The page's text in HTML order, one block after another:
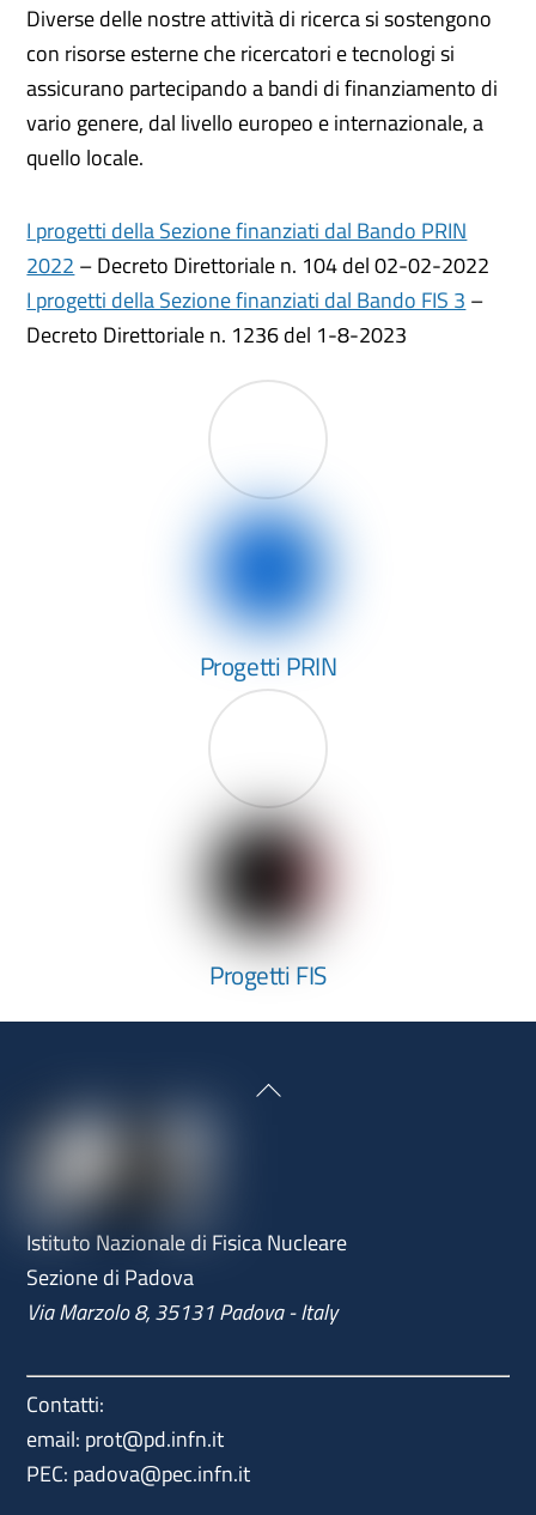
Diverse delle nostre attività di ricerca si sostengono
con risorse esterne che ricercatori e tecnologi si
assicurano partecipando a bandi di finanziamento di
vario genere, dal livello europeo e internazionale, a
quello locale.
I progetti della Sezione finanziati dal Bando PRIN
2022– Decreto Direttoriale n. 104 del 02-02-2022
I progetti della Sezione finanziati dal Bando FIS 3–
Decreto Direttoriale n. 1236 del 1-8-2023
Progetti PRIN
Progetti FIS
Back
Istituto Nazionale di Fisica Nucleare
Sezione di Padova
Via Marzolo 8, 35131 Padova - Italy
Contatti:
email: prot@pd.infn.it
PEC: padova@pec.infn.it